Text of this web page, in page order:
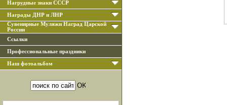
Нагрудные знаки СССР
Награды ДНР и ЛНР
Сувенирные Муляжи Наград Царской
России
Ссылки
Профессиональные праздники
Наш фотоальбом